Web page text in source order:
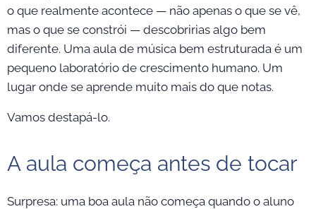
o que realmente acontece — não apenas o que se vê,
mas o que se constrói — descobririas algo bem
diferente. Uma aula de música bem estruturada é um
pequeno laboratório de crescimento humano. Um
lugar onde se aprende muito mais do que notas.
Vamos destapá-lo.
A aula começa antes de tocar
Surpresa: uma boa aula não começa quando o aluno